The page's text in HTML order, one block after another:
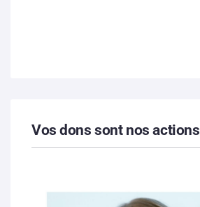
Vos dons sont nos actions